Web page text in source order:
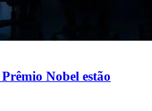
Nobel estão